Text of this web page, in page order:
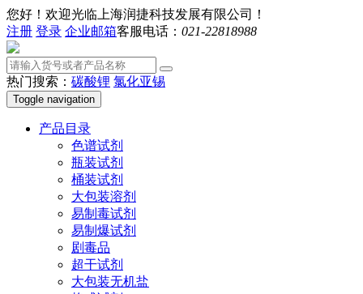
您好！欢迎光临上海润捷科技发展有限公司！
注册 登录 企业邮箱客服电话： 021-22818988
热门搜索： 碳酸锂 氯化亚锡
Toggle navigation
产品目录
色谱试剂
瓶装试剂
桶装试剂
大包装溶剂
易制毒试剂
易制爆试剂
剧毒品
超干试剂
大包装无机盐